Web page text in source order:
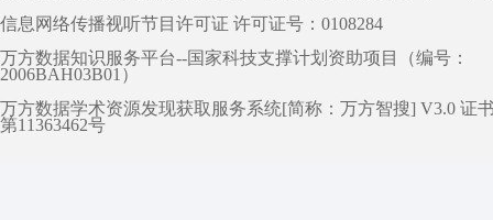
信息网络传播视听节目许可证 许可证号：0108284
万方数据知识服务平台--国家科技支撑计划资助项目（编号：
2006BAH03B01）
万方数据学术资源发现获取服务系统[简称：万方智搜] V3.0 证
第11363462号